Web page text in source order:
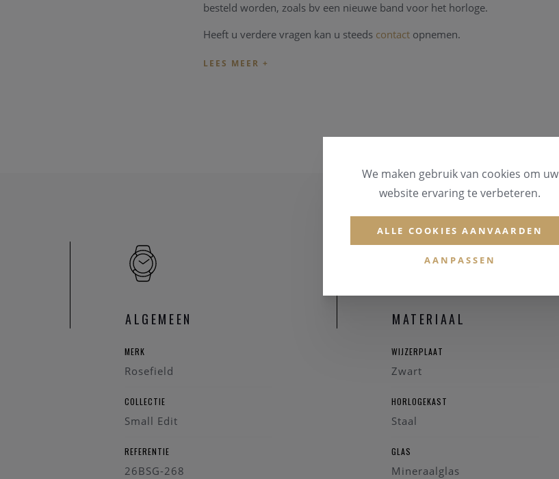
besteld worden, zoals bv een nieuwe band voor het horloge.
Heeft u verdere vragen kan u steeds contact opnemen.
ALGEMEEN
MERK
Rosefield
COLLECTIE
Small Edit
REFERENTIE
26BSG-268
MATERIAAL
WIJZERPLAAT
Zwart
HORLOGEKAST
Staal
GLAS
Mineraalglas
We maken gebruik van cookies om uw
website ervaring te verbeteren.
ALLE COOKIES AANVAARDEN
AANPASSEN